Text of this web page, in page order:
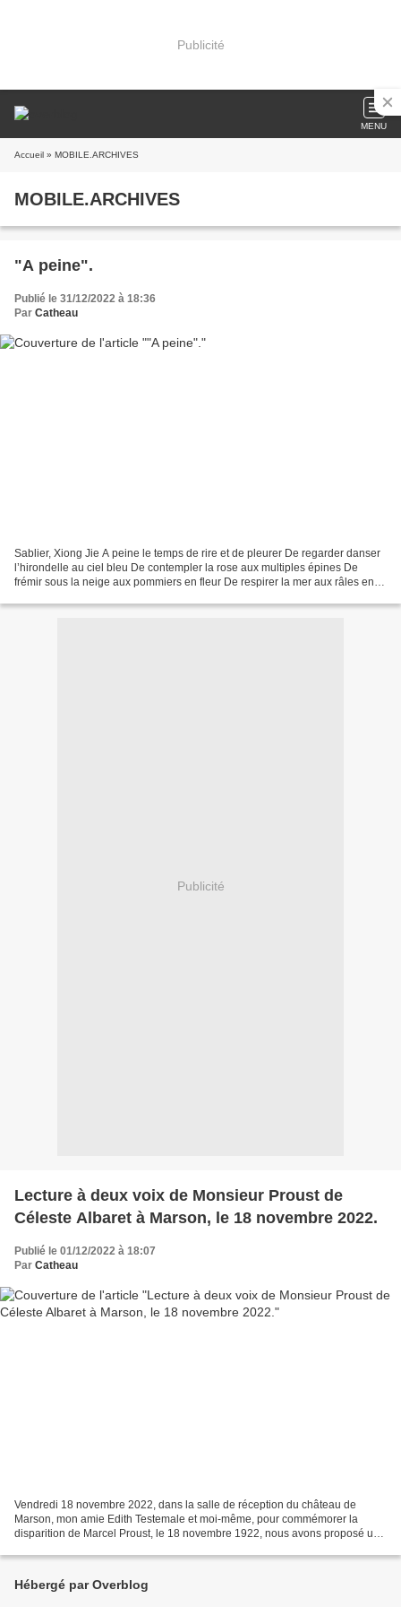
Publicité
MENU
Accueil » MOBILE.ARCHIVES
MOBILE.ARCHIVES
"A peine".
Publié le 31/12/2022 à 18:36
Par Catheau
Sablier, Xiong Jie A peine le temps de rire et de pleurer De regarder danser
l’hirondelle au ciel bleu De contempler la rose aux multiples épines De
frémir sous la neige aux pommiers en fleur De respirer la mer aux râles en
Publicité
Lecture à deux voix de Monsieur Proust de
Céleste Albaret à Marson, le 18 novembre 2022.
Publié le 01/12/2022 à 18:07
Par Catheau
Vendredi 18 novembre 2022, dans la salle de réception du château de
Marson, mon amie Edith Testemale et moi-même, pour commémorer la
disparition de Marcel Proust, le 18 novembre 1922, nous avons proposé une
Hébergé par Overblog